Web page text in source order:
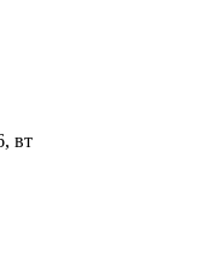
вт